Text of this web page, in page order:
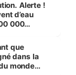
Alerte !
d’eau
000
que
dans la
monde